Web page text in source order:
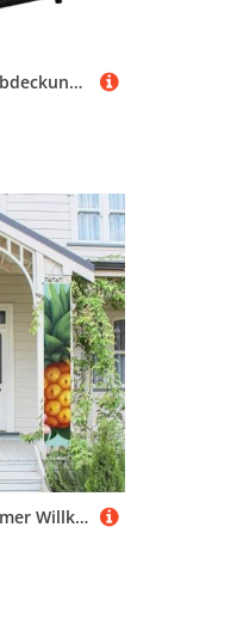
2 Scheiben Toaster-Abdeckung mit Taschen und Griff oben, kleine Brotbackmaschinen-Abdeckungen, Baum, palästinensische Flagge, Küche, kleine Geräte, waschbar, universelle Ofenabdeckungen
2 Stück Frühling Sommer Willkommen Veranda Banner Hängende Flagge Veranda Schild für Haustür Wand Veranda Banner Tropische Ananas Willkommen Tür Hängende Banner Wand Hintergrund Urlaub Dekoration